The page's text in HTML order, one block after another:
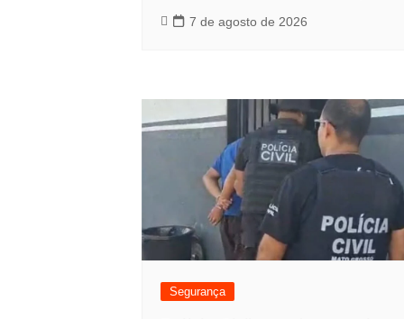
7 de agosto de 2026
Segurança